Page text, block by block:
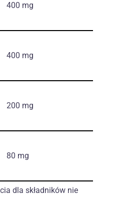
400 mg
400 mg
200 mg
80 mg
dla składników nie